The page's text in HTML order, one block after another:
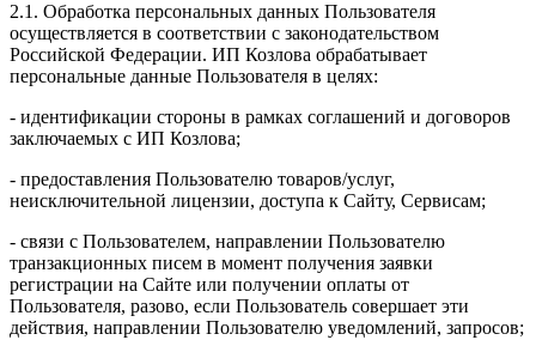
2.1. Обработка персональных данных Пользователя
осуществляется в соответствии с законодательством
Российской Федерации. ИП Козловa обрабатывает
персональные данные Пользователя в целях:
- идентификации стороны в рамках соглашений и договоров
заключаемых с ИП Козлова;
- предоставления Пользователю товаров/услуг,
неисключительной лицензии, доступа к Сайту, Сервисам;
- связи с Пользователем, направлении Пользователю
транзакционных писем в момент получения заявки
регистрации на Сайте или получении оплаты от
Пользователя, разово, если Пользователь совершает эти
действия, направлении Пользователю уведомлений, запросов;